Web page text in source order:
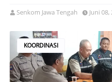
Senkom Jawa Tengah Juni 08,
KOORDINASI